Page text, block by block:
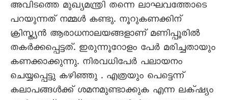
അവിടത്തെ മുഖ്യമന്ത്രി തന്നെ ലാഘവത്തോടെ
പറയുന്നത് നമ്മൾ കണ്ടു. നൂറുകണക്കിന്
ക്രിസ്ത്യൻ ആരാധനാലയങ്ങളാണ് മണിപ്പൂരിൽ
തകർക്കപ്പെട്ടത്. ഇരുന്നൂറോളം പേർ മരിച്ചതായും
കണക്കാക്കുന്നു. നിരവധിപേർ പലായനം
ചെയ്യപ്പെട്ടു കഴിഞ്ഞു . എത്രയും പെട്ടെന്ന്
കലാപങ്ങൾക്ക് ശമനമുണ്ടാക്കുക എന്ന ലക്‌ഷ്യം